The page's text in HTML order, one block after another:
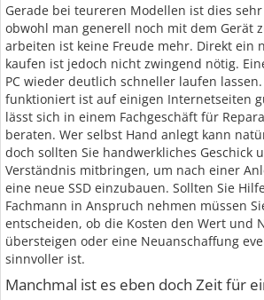
Gerade bei teureren Modellen ist dies
obwohl man generell noch mit dem Gerät
arbeiten ist keine Freude mehr. Direkt ein
kaufen ist jedoch nicht zwingend nötig.
PC wieder deutlich schneller laufen
funktioniert ist auf einigen Internetseiten
lässt sich in einem Fachgeschäft für
beraten. Wer selbst Hand anlegt kann
doch sollten Sie handwerkliches Geschick
Verständnis mitbringen, um nach einer
eine neue SSD einzubauen. Sollten Sie
Fachmann in Anspruch nehmen müssen
entscheiden, ob die Kosten den Wert und
übersteigen oder eine Neuanschaffung
sinnvoller ist.
Manchmal ist es eben doch Zeit für